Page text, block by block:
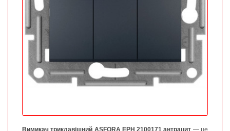
Вимикач триклавішний ASFORA EPH 2100171 антрацит — це